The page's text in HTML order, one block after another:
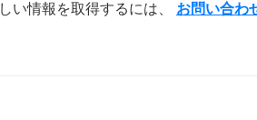
い情報を取得するには、 お問い合わ